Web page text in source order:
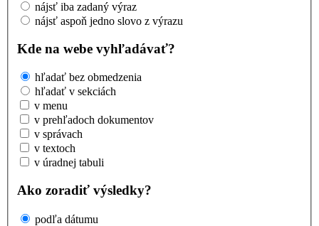
nájsť iba zadaný výraz
nájsť aspoň jedno slovo z výrazu
Kde na webe vyhľadávať?
hľadať bez obmedzenia
hľadať v sekciách
v menu
v prehľadoch dokumentov
v správach
v textoch
v úradnej tabuli
Ako zoradiť výsledky?
podľa dátumu